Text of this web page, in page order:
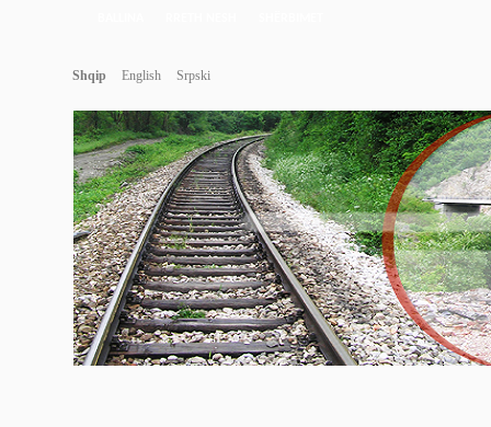
Shqip English Srpski